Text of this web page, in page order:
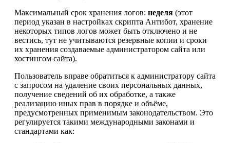
Максимальный срок хранения логов: неделя (этот
период указан в настройках скрипта Антибот, хранение
некоторых типов логов может быть отключено и не
вестись, тут не учитываются резервные копии и сроки
их хранения создаваемые администратором сайта или
хостингом сайта).
Пользователь вправе обратиться к администратору сайта
с запросом на удаление своих персональных данных,
получение сведений об их обработке, а также
реализацию иных прав в порядке и объёме,
предусмотренных применимым законодательством. Это
регулируется такими международными законами и
стандартами как: